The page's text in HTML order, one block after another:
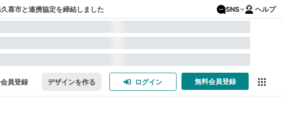
喜市と連携協定を締結しました SNS ヘルプ
員登録 デザインを作る ログイン 無料会員登録